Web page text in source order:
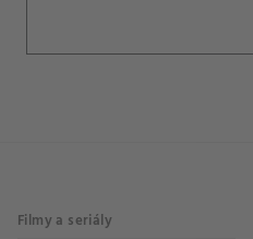
Filmy a seriály